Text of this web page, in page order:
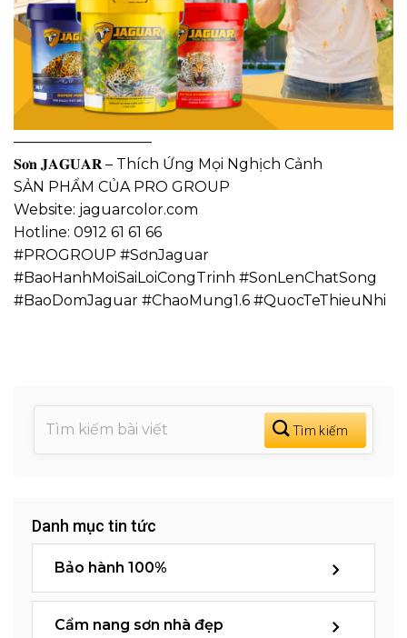
—————————–
𝐒𝐨̛𝐧 𝐉𝐀𝐆𝐔𝐀𝐑 – Thích Ứng Mọi Nghịch Cảnh
SẢN PHẨM CỦA PRO GROUP
Website: jaguarcolor.com
Hotline: 0912 61 61 66
#PROGROUP #SơnJaguar
#BaoHanhMoiSaiLoiCongTrinh #SonLenChatSong
#BaoDomJaguar #ChaoMung1.6 #QuocTeThieuNhi
Danh mục tin tức
Bảo hành 100%
Cẩm nang sơn nhà đẹp